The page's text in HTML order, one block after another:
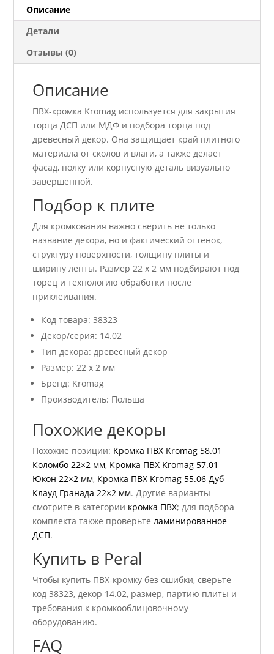
22x2
мм
Описание
Детали
Отзывы (0)
Описание
ПВХ-кромка Kromag используется для закрытия
торца ДСП или МДФ и подбора торца под
древесный декор. Она защищает край плитного
материала от сколов и влаги, а также делает
фасад, полку или корпусную деталь визуально
завершенной.
Подбор к плите
Для кромкования важно сверить не только
название декора, но и фактический оттенок,
структуру поверхности, толщину плиты и
ширину ленты. Размер 22 x 2 мм подбирают под
торец и технологию обработки после
приклеивания.
Код товара: 38323
Декор/серия: 14.02
Тип декора: древесный декор
Размер: 22 x 2 мм
Бренд: Kromag
Производитель: Польша
Похожие декоры
Похожие позиции: Кромка ПВХ Kromag 58.01
Коломбо 22×2 мм, Кромка ПВХ Kromag 57.01
Юкон 22×2 мм, Кромка ПВХ Kromag 55.06 Дуб
Клауд Гранада 22×2 мм. Другие варианты
смотрите в категории кромка ПВХ; для подбора
комплекта также проверьтеламинированное
ДСП.
Купить в Peral
Чтобы купить ПВХ-кромку без ошибки, сверьте
код 38323, декор 14.02, размер, партию плиты и
требования к кромкооблицовочному
оборудованию.
FAQ